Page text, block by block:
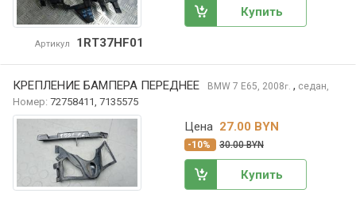
Артикул 1RT37HF01
Купить
КРЕПЛЕНИЕ БАМПЕРА ПЕРЕДНЕЕ BMW 7 E65, 2008г. , седан,
Номер: 72758411, 7135575
Цена 27.00 BYN
-10% 30.00 BYN
Купить